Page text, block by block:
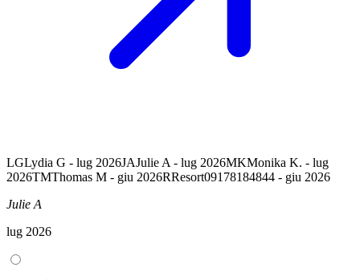
LGLydia G - lug 2026JAJulie A - lug 2026MKMonika K. - lug
2026TMThomas M - giu 2026RResort09178184844 - giu 2026
Julie A
lug 2026